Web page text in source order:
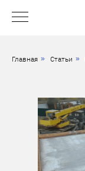
Главная » Статьи »